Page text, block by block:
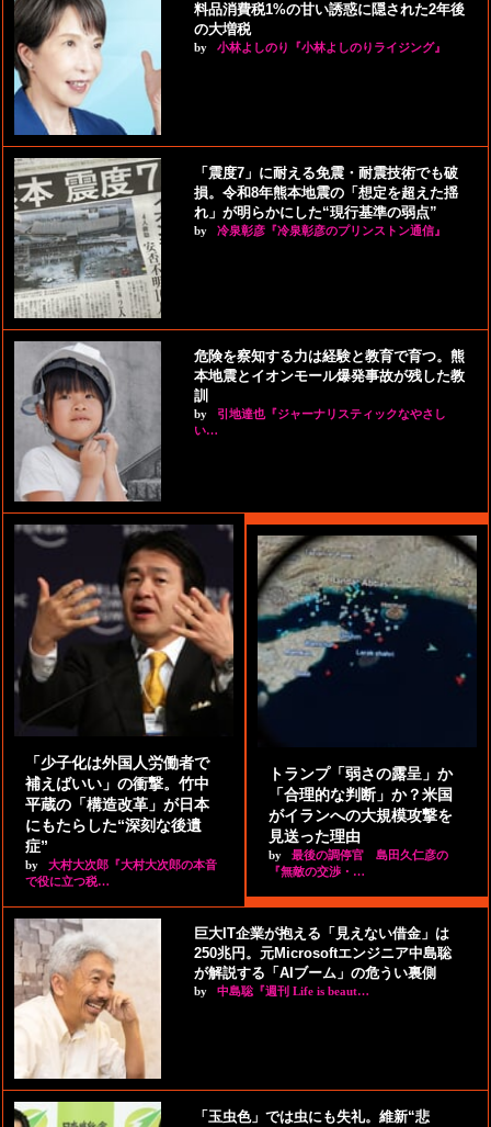
料品消費税1%の甘い誘惑に隠された2年後
の大増税
by 小林よしのり『小林よしのりライジング』
「震度7」に耐える免震・耐震技術でも破
損。令和8年熊本地震の「想定を超えた揺
れ」が明らかにした“現行基準の弱点”
by 冷泉彰彦『冷泉彰彦のプリンストン通信』
危険を察知する力は経験と教育で育つ。熊
本地震とイオンモール爆発事故が残した教
訓
by
引地達也『ジャーナリスティックなやさし
い…
「少子化は外国人労働者で
補えばいい」の衝撃。竹中
平蔵の「構造改革」が日本
にもたらした“深刻な後遺
症”
by
大村大次郎『大村大次郎の本音
で役に立つ税…
トランプ「弱さの露呈」か
「合理的な判断」か？米国
がイランへの大規模攻撃を
見送った理由
by
最後の調停官 島田久仁彦の
『無敵の交渉・…
巨大IT企業が抱える「見えない借金」は
250兆円。元Microsoftエンジニア中島聡
が解説する「AIブーム」の危うい裏側
by 中島聡『週刊 Life is beaut…
「玉虫色」では虫にも失礼。維新“悲